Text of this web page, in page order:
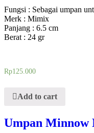
Fungsi : Sebagai umpan
Merk : Mimix
Panjang : 6.5 cm
Berat : 24 gr
Rp125.000
Add to cart
Umpan Minnow